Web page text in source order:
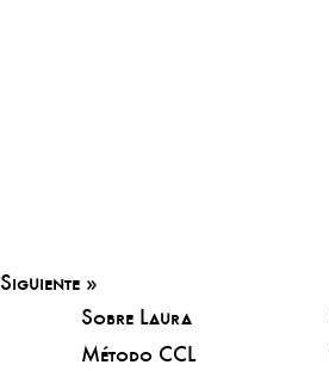
Siguiente »
Sobre Laura
Método CCL